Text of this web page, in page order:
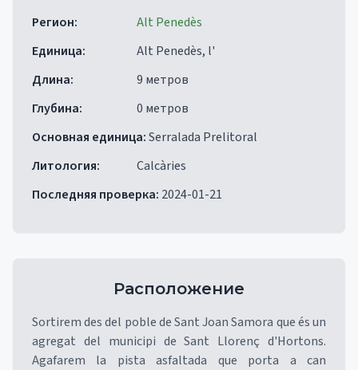
Регион:
Alt Penedès
Единица:
Alt Penedès, l'
Длина:
9 метров
Глубина:
0 метров
Основная единица:Serralada Prelitoral
Литология:
Calcàries
Последняя проверка: 2024-01-21
Расположение
Sortirem des del poble de Sant Joan Samora que és un
agregat del municipi de Sant Llorenç d'Hortons.
Agafarem la pista asfaltada que porta a can